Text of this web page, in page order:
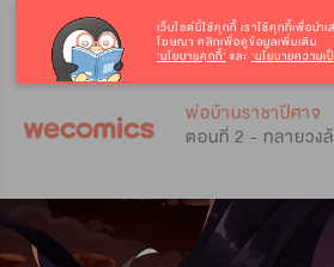
พ่อบ้านราชาปีศาจ
ตอนที่ 2 - ทลายวง
เว็บไซต์นี้ใช้คุกกี้ เราใช้คุกกี้เพื่อนำเ
โฆษณา คลิกเพื่อดูข้อมูลเพิ่มเติม
‘นโยบายคุกกี้’ และ ‘นโยบายความเ